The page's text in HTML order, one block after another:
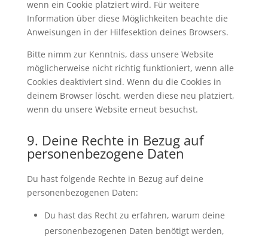
wenn ein Cookie platziert wird. Für weitere
Information über diese Möglichkeiten beachte die
Anweisungen in der Hilfesektion deines Browsers.
Bitte nimm zur Kenntnis, dass unsere Website
möglicherweise nicht richtig funktioniert, wenn alle
Cookies deaktiviert sind. Wenn du die Cookies in
deinem Browser löscht, werden diese neu platziert,
wenn du unsere Website erneut besuchst.
9. Deine Rechte in Bezug auf
personenbezogene Daten
Du hast folgende Rechte in Bezug auf deine
personenbezogenen Daten:
Du hast das Recht zu erfahren, warum deine
personenbezogenen Daten benötigt werden,